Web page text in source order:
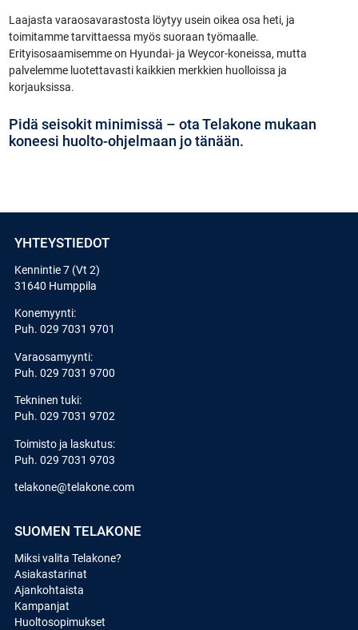
Laajasta varaosavarastosta löytyy usein oikea osa heti, ja
toimitamme tarvittaessa myös suoraan työmaalle.
Erityisosaamisemme on Hyundai- ja Weycor-koneissa, mutta
palvelemme luotettavasti kaikkien merkkien huolloissa ja
korjauksissa.
Pidä seisokit minimissä – ota Telakone mukaan
koneesi huolto-ohjelmaan jo tänään.
YHTEYSTIEDOT
Kennintie 7 (Vt 2)
31640 Humppila
Konemyynti:
Puh. 029 7031 9701
Varaosamyynti:
Puh. 029 7031 9700
Tekninen tuki:
Puh. 029 7031 9702
Toimisto ja laskutus:
Puh. 029 7031 9703
telakone@telakone.com
SUOMEN TELAKONE
Miksi valita Telakone?
Asiakastarinat
Ajankohtaista
Kampanjat
Huoltosopimukset